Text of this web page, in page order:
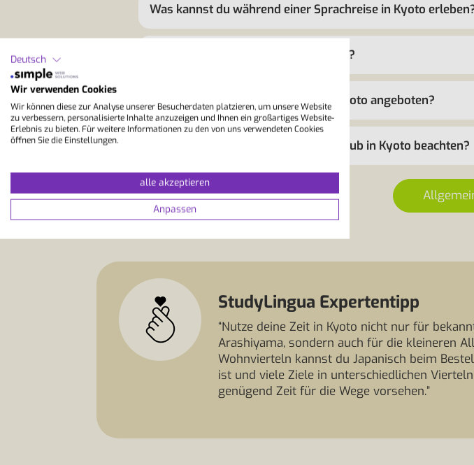
Was kannst du während einer Sprachreise in Kyoto
Was ist kulinarisch typisch für Kyoto?
Welche Japanischkurse werden in Kyoto angeboten?
Was muss ich für einen Bildungsurlaub in Kyoto beachten?
StudyLingua Expertentipp
“Nutze deine Zeit in Kyoto nicht nur für
Arashiyama, sondern auch für die kleineren
Wohnvierteln kannst du Japanisch beim
ist und viele Ziele in unterschiedlichen
genügend Zeit für die Wege vorsehen.”
Deutsch
Wir verwenden Cookies
Wir können diese zur Analyse unserer Besucherdaten platzieren, um unsere Website
zu verbessern, personalisierte Inhalte anzuzeigen und Ihnen ein großartiges Website-
Erlebnis zu bieten. Für weitere Informationen zu den von uns verwendeten Cookies
öffnen Sie die Einstellungen.
alle akzeptieren
Anpassen